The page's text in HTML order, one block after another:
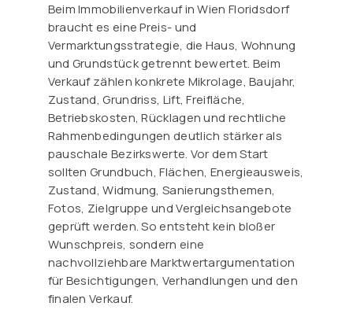
Beim Immobilienverkauf in Wien Floridsdorf
braucht es eine Preis- und
Vermarktungsstrategie, die Haus, Wohnung
und Grundstück getrennt bewertet. Beim
Verkauf zählen konkrete Mikrolage, Baujahr,
Zustand, Grundriss, Lift, Freifläche,
Betriebskosten, Rücklagen und rechtliche
Rahmenbedingungen deutlich stärker als
pauschale Bezirkswerte. Vor dem Start
sollten Grundbuch, Flächen, Energieausweis,
Zustand, Widmung, Sanierungsthemen,
Fotos, Zielgruppe und Vergleichsangebote
geprüft werden. So entsteht kein bloßer
Wunschpreis, sondern eine
nachvollziehbare Marktwertargumentation
für Besichtigungen, Verhandlungen und den
finalen Verkauf.